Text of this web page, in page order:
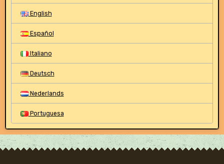
English
Español
Italiano
Deutsch
Nederlands
Portuguesa